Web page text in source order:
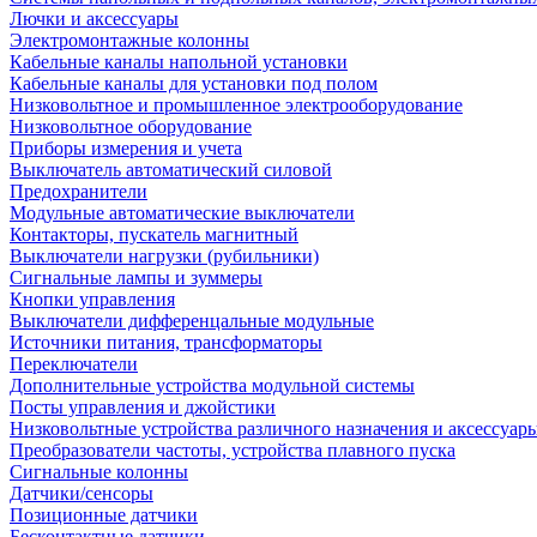
Лючки и аксессуары
Электромонтажные колонны
Кабельные каналы напольной установки
Кабельные каналы для установки под полом
Низковольтное и промышленное электрооборудование
Низковольтное оборудование
Приборы измерения и учета
Выключатель автоматический силовой
Предохранители
Модульные автоматические выключатели
Контакторы, пускатель магнитный
Выключатели нагрузки (рубильники)
Сигнальные лампы и зуммеры
Кнопки управления
Выключатели дифференцальные модульные
Источники питания, трансформаторы
Переключатели
Дополнительные устройства модульной системы
Посты управления и джойстики
Низковольтные устройства различного назначения и
Преобразователи частоты, устройства плавного пуска
Сигнальные колонны
Датчики/сенсоры
Позиционные датчики